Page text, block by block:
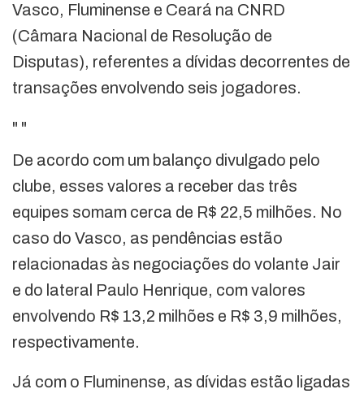
Vasco, Fluminense e Ceará na CNRD
(Câmara Nacional de Resolução de
Disputas), referentes a dívidas decorrentes de
transações envolvendo seis jogadores.
" "
De acordo com um balanço divulgado pelo
clube, esses valores a receber das três
equipes somam cerca de R$ 22,5 milhões. No
caso do Vasco, as pendências estão
relacionadas às negociações do volante Jair
e do lateral Paulo Henrique, com valores
envolvendo R$ 13,2 milhões e R$ 3,9 milhões,
respectivamente.
Já com o Fluminense, as dívidas estão ligadas